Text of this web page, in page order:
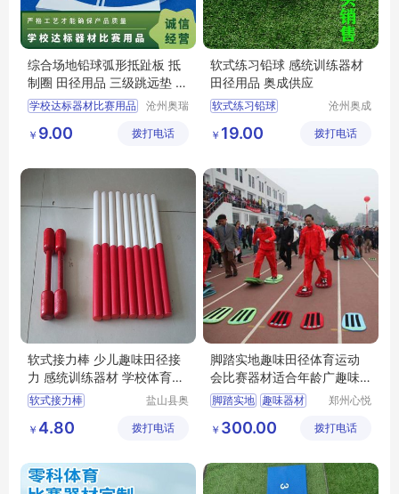
综合场地铅球弧形抵趾板 抵
制圈 田径用品 三级跳远垫 奥
瑞供应
学校达标器材比赛用品
助跳板 山羊
沧州奥瑞
制造有限
￥ 9.00 拨打电话
软式练习铅球 感统训练器材
田径用品 奥成供应
软式练习铅球
田径用品
沧州奥成
制造有限
￥ 19.00 拨打电话
软式接力棒 少儿趣味田径接
力 感统训练器材 学校体育器
材 奥泰供应
软式接力棒
感统训练器材
健身器材厂家
盐山县奥
材厂
￥ 4.80 拨打电话
脚踏实地趣味田径体育运动
会比赛器材适合年龄广趣味
性强
脚踏实地 趣味器材
郑州心悦
销售有限
￥ 300.00 拨打电话